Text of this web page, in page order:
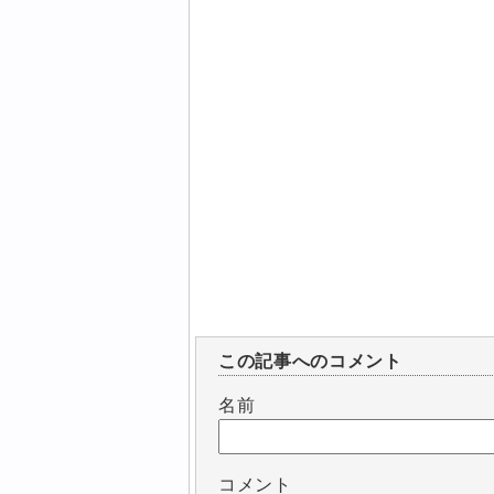
この記事へのコメント
名前
コメント